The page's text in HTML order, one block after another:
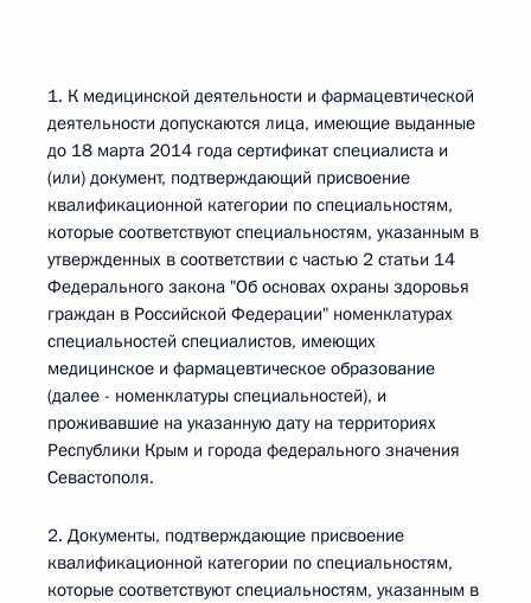
1. К медицинской деятельности и фармацевтической
деятельности допускаются лица, имеющие выданные
до 18 марта 2014 года сертификат специалиста и
(или) документ, подтверждающий присвоение
квалификационной категории по специальностям,
которые соответствуют специальностям, указанным в
утвержденных в соответствии с частью 2 статьи 14
Федерального закона "Об основах охраны здоровья
граждан в Российской Федерации" номенклатурах
специальностей специалистов, имеющих
медицинское и фармацевтическое образование
(далее - номенклатуры специальностей), и
проживавшие на указанную дату на территориях
Республики Крым и города федерального значения
Севастополя.
2. Документы, подтверждающие присвоение
квалификационной категории по специальностям,
которые соответствуют специальностям, указанным в